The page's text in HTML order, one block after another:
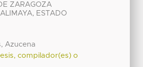
ZARAGOZA
ESTADO
Azucena
compilador(es) o